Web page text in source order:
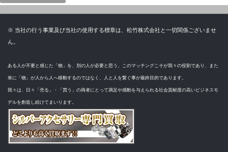
※ 当社の行う事業及び当社の使用する標章は、松竹株式会社と一切関係ございませ
ん。
ある人が不要と感じた「物」を、別の人が必要と思う。このマッチングこそが我々の役割であり、また
単に「物」が人から人へ移動するのではなく、人と人を繋ぐ事が最終目的であります。
我々は、日々「売る」・「買う」の両者にとって満足や感動を与えられる社会貢献度の高いビジネスモ
デルを創造し続けてまいります。